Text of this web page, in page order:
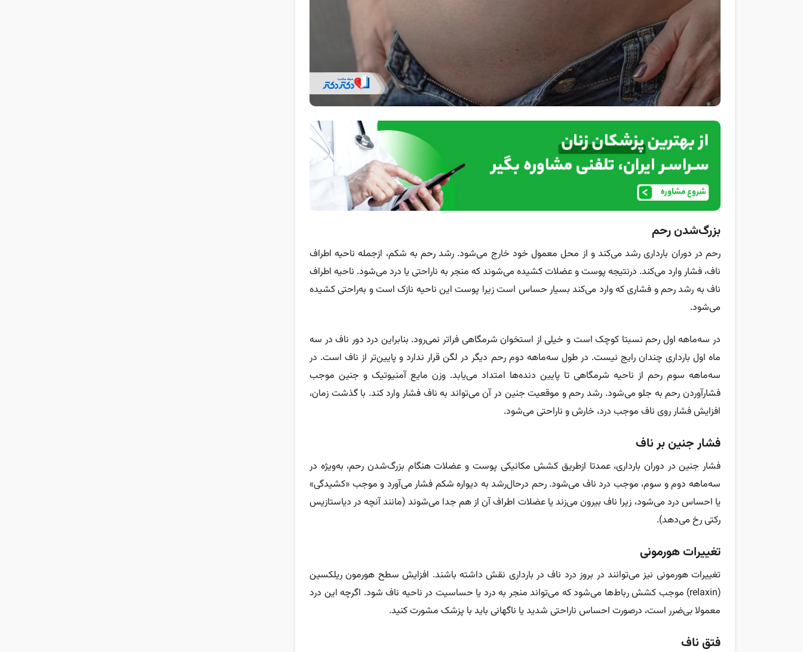
بزرگ‌شدن رحم
رحم در دوران بارداری رشد می‌کند و از محل معمول خود خارج می‌شود. رشد رحم به شکم، ازجمله ناحیه اطراف
ناف، فشار وارد می‌کند. درنتیجه پوست و عضلات کشیده می‌شوند که منجر به ناراحتی یا درد می‌شود. ناحیه اطراف
ناف به رشد رحم و فشاری که وارد می‌کند بسیار حساس است زیرا پوست این ناحیه نازک است و به‌راحتی کشیده
می‌شود.
در سه‌ماهه اول رحم نسبتا کوچک است و خیلی از استخوان شرمگاهی فراتر نمی‌رود. بنابراین درد دور ناف در سه
ماه اول بارداری چندان رایج نیست. در طول سه‌ماهه دوم رحم دیگر در لگن قرار ندارد و پایین‌تر از ناف است. در
سه‌ماهه سوم رحم از ناحیه شرمگاهی تا پایین دنده‌ها امتداد می‌یابد. وزن مایع آمنیوتیک و جنین موجب
فشارآوردن رحم به جلو می‌شود. رشد رحم و موقعیت جنین در آن می‌تواند به ناف فشار وارد کند. با گذشت زمان،
افزایش فشار روی ناف موجب درد، خارش و ناراحتی می‌شود.
فشار جنین بر ناف
فشار جنین در دوران بارداری، عمدتا ازطریق کشش مکانیکی پوست و عضلات هنگام بزرگ‌شدن رحم، به‌ویژه در
سه‌ماهه دوم و سوم، موجب درد ناف می‌شود. رحم درحال‌رشد به دیواره شکم فشار می‌آورد و موجب «کشیدگی»
یا احساس درد می‌شود، زیرا ناف بیرون می‌زند یا عضلات اطراف آن از هم جدا می‌شوند (مانند آنچه در دیاستازیس
رکتی رخ می‌دهد).
تغییرات هورمونی
تغییرات هورمونی نیز می‌توانند در بروز درد ناف در بارداری نقش داشته باشند. افزایش سطح هورمون ریلکسین
(relaxin) موجب کشش رباط‌ها می‌شود که می‌تواند منجر به درد یا حساسیت در ناحیه ناف شود. اگرچه این درد
معمولا بی‌ضرر است، درصورت احساس ناراحتی شدید یا ناگهانی باید با پزشک مشورت کنید.
فتق ناف